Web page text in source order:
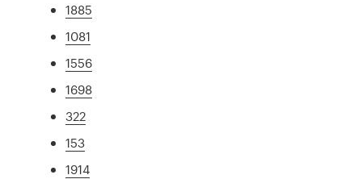
1885
1081
1556
1698
322
153
1914